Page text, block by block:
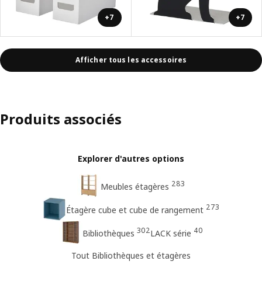
+7 +7
Afficher tous les accessoires
Produits associés
Explorer d'autres options
Meubles étagères 283
Étagère cube et cube de rangement 273
Bibliothèques 302LACK série 40
Tout Bibliothèques et étagères